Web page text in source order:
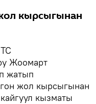
кырсыгынан
Жоомарт
жатып
жол кырсыгынан
кызматы